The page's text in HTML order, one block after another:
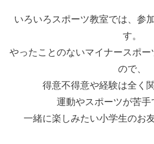
いろいろスポーツ教室では、参
す。
やったことのないマイナースポ
ので、
得意不得意や経験は全く
運動やスポーツが苦手
一緒に楽しみたい小学生のお